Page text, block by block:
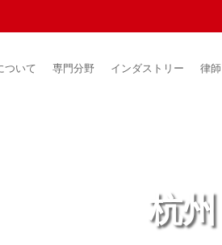
ついて 専門分野 インダストリー 律
杭州